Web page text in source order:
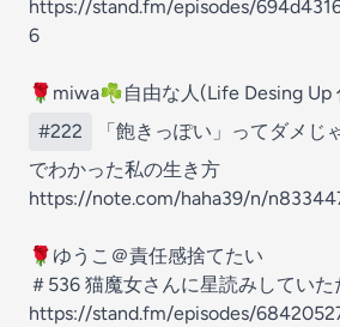
https://stand.fm/episodes/
6
🌹miwa☘️自由な人(Life Desing Up
#222
「飽きっぽい」ってダメじ
でわかった私の生き方
https://note.com/haha39/n/
🌹ゆうこ＠責任感捨てたい
＃536 猫魔女さんに星読みしていた
https://stand.fm/episodes/